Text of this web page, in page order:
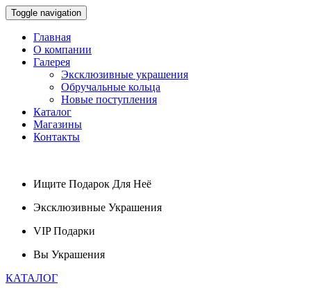
Toggle navigation
Главная
О компании
Галерея
Эксклюзивные украшения
Обручальные кольца
Новые поступления
Каталог
Магазины
Контакты
Ищите Подарок Для Неё
Эксклюзивные Украшения
VIPПодарки
Вы Украшения
КАТАЛОГ